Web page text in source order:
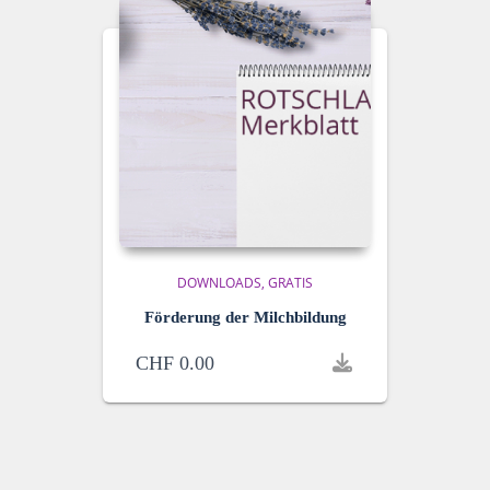
DOWNLOADS GRATIS
Förderung der Milchbildung
CHF 0.00